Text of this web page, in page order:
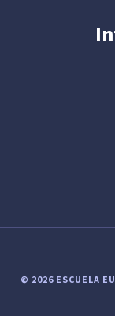
© 2026 ESCUELA